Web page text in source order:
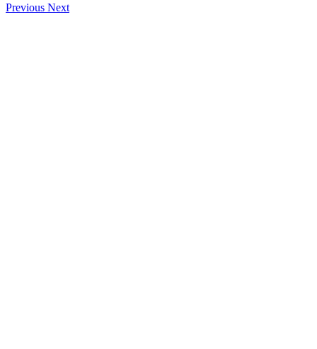
Previous Next